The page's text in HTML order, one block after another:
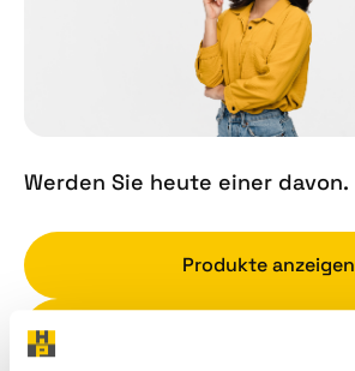
Werden Sie heute einer davon.
Produkte anzeigen